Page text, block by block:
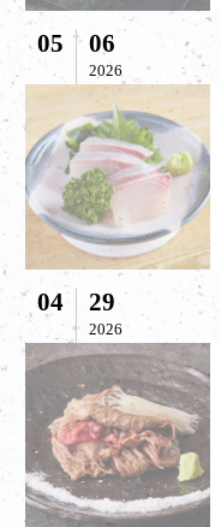
05 06
2026
04 29
2026